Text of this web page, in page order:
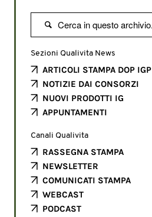

Sezioni Qualivita News
ARTICOLI STAMPA DOP IGP
NOTIZIE DAI CONSORZI
NUOVI PRODOTTI IG
APPUNTAMENTI
Canali Qualivita
RASSEGNA STAMPA
NEWSLETTER
COMUNICATI STAMPA
WEBCAST
PODCAST